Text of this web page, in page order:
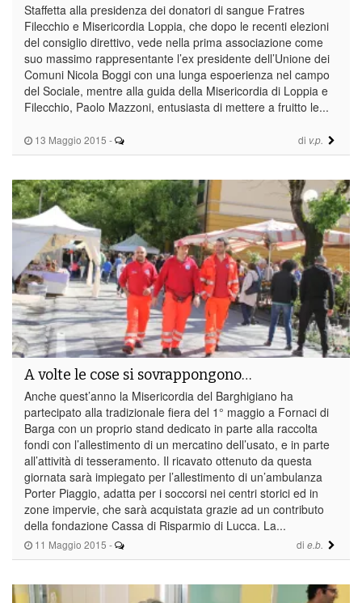
13 Maggio 2015 - di v.p.
Staffetta alla presidenza dei donatori di sangue Fratres
Filecchio e Misericordia Loppia, che dopo le recenti elezioni
del consiglio direttivo, vede nella prima associazione come
suo massimo rappresentante l’ex presidente dell’Unione dei
Comuni Nicola Boggi con una lunga espoerienza nel campo
del Sociale, mentre alla guida della Misericordia di Loppia e
Filecchio, Paolo Mazzoni, entusiasta di mettere a fruitto le...
11 Maggio 2015 - di e.b.
A volte le cose si sovrappongono…
Anche quest’anno la Misericordia del Barghigiano ha
partecipato alla tradizionale fiera del 1° maggio a Fornaci di
Barga con un proprio stand dedicato in parte alla raccolta
fondi con l’allestimento di un mercatino dell’usato, e in parte
all’attività di tesseramento. Il ricavato ottenuto da questa
giornata sarà impiegato per l’allestimento di un’ambulanza
Porter Piaggio, adatta per i soccorsi nei centri storici ed in
zone impervie, che sarà acquistata grazie ad un contributo
della fondazione Cassa di Risparmio di Lucca. La...